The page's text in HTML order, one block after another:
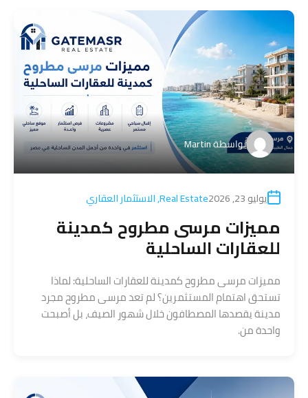
بواسطةMartin
يوليو 23, 2026 Real Estate
,الاستثمار العقاري
مميزات مرسى مطروح كمدينة
للعقارات الساحلية
مميزات مرسى مطروح كمدينة للعقارات الساحلية: لماذا
تستحق اهتمام المستثمرين؟ لم تعد مرسى مطروح مجرد
مدينة يقصدها المصطافون خلال شهور الصيف، بل أصبحت
واحدة من.